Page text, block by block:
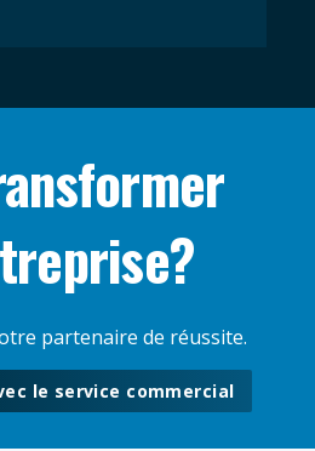
partenaire de réussite.
le service commercial